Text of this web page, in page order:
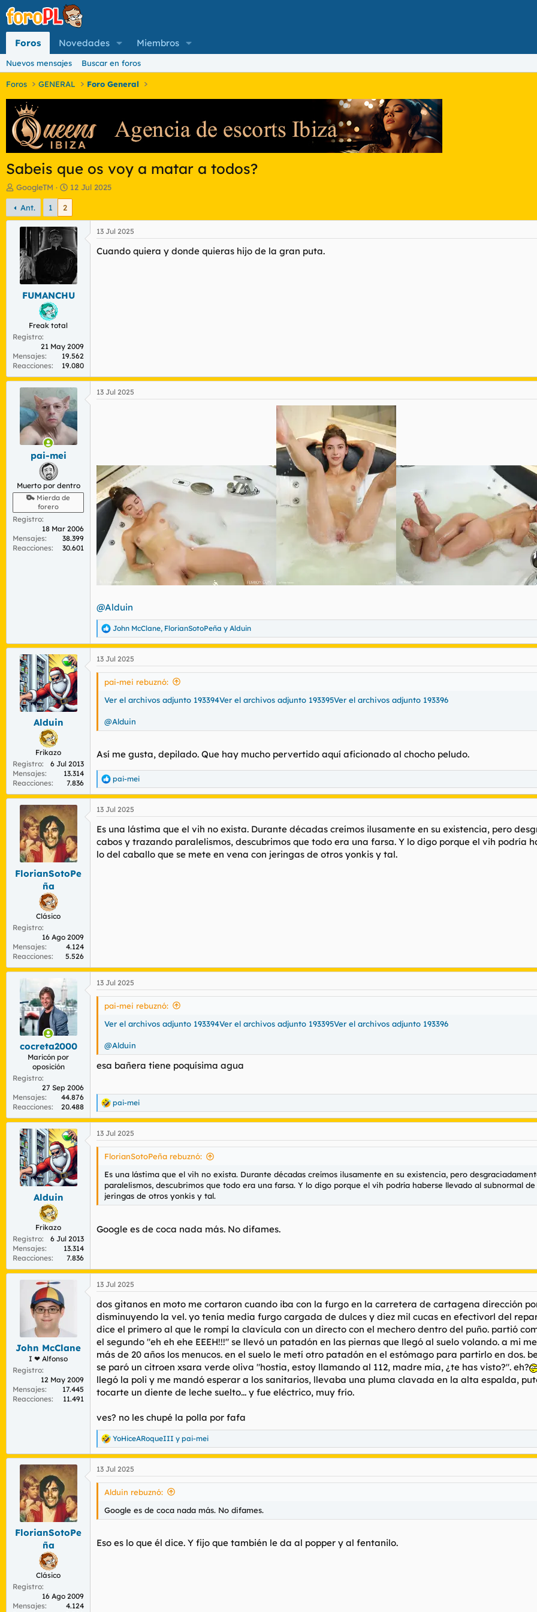
Foros Novedades Miembros
Nuevos mensajes Buscar en foros
Foros GENERAL Foro General
Sabeis que os voy a matar a todos?
I
n
i
c
d
o
d
m
GoogleTM
F
e
h
a
d
e
i
i
c
12 Jul 2025
Ant. 1 2
FUMANCHU
Freak total
Registro
21 May 2009
Mensajes
19.562
Reacciones
19.080
13 Jul 2025
Cuando quiera y donde quieras hijo de la gran puta.
pai-mei
Muerto por dentro
Mierda de
forero
Registro
18 Mar 2006
Mensajes
38.399
Reacciones
30.601
13 Jul 2025
@Alduin
R
e
a
c
c
n
John McClane, FlorianSotoPeña y Alduin
Alduin
Frikazo
Registro
6 Jul 2013
Mensajes
13.314
Reacciones
7.836
13 Jul 2025
pai-mei rebuznó:
Ver el archivos adjunto 193394Ver el archivos adjunto 193395Ver el archivos adjunto 193396
@Alduin
Así me gusta, depilado. Que hay mucho pervertido aquí aficionado al chocho peludo.
R
e
a
c
i
o
e
pai-mei
FlorianSotoPe
ña
Clásico
Registro
16 Ago 2009
Mensajes
4.124
Reacciones
5.526
13 Jul 2025
Es una lástima que el vih no exista. Durante décadas creímos ilusamente en su existencia, pero
cabos y trazando paralelismos, descubrimos que todo era una farsa. Y lo digo porque el vih podría
lo del caballo que se mete en vena con jeringas de otros yonkis y tal.
cocreta2000
Maricón por
oposición
Registro
27 Sep 2006
Mensajes
44.876
Reacciones
20.488
13 Jul 2025
pai-mei rebuznó:
Ver el archivos adjunto 193394Ver el archivos adjunto 193395Ver el archivos adjunto 193396
@Alduin
esa bañera tiene poquísima agua
R
e
a
c
c
pai-mei
Alduin
Frikazo
Registro
6 Jul 2013
Mensajes
13.314
Reacciones
7.836
13 Jul 2025
FlorianSotoPeña rebuznó:
Es una lástima que el vih no exista. Durante décadas creímos ilusamente en su existencia, pero
paralelismos, descubrimos que todo era una farsa. Y lo digo porque el vih podría haberse llevado al subnormal
jeringas de otros yonkis y tal.
Google es de coca nada más. No difames.
John McClane
I ❤ Alfonso
Registro
12 May 2009
Mensajes
17.445
Reacciones
11.491
13 Jul 2025
dos gitanos en moto me cortaron cuando iba con la furgo en la carretera de cartagena dirección
disminuyendo la vel. yo tenía media furgo cargada de dulces y diez mil cucas en efectivorl del
dice el primero al que le rompí la clavícula con un directo con el mechero dentro del puño. partió
el segundo "eh eh ehe EEEH!!!" se llevó un patadón en las piernas que llegó al suelo volando. a mi
más de 20 años los menucos. en el suelo le metí otro patadón en el estómago para partirlo en dos.
se paró un citroen xsara verde oliva "hostia, estoy llamando al 112, madre mía, ¿te has visto?". eh?
llegó la poli y me mandó esperar a los sanitarios, llevaba una pluma clavada en la alta espalda,
tocarte un diente de leche suelto... y fue eléctrico, muy frío.
ves? no les chupé la polla por fafa
R
e
a
c
c
n
e
:
YoHiceARoqueIII y pai-mei
FlorianSotoPe
ña
Clásico
Registro
16 Ago 2009
Mensajes
4.124
13 Jul 2025
Alduin rebuznó:
Google es de coca nada más. No difames.
Eso es lo que él dice. Y fijo que también le da al popper y al fentanilo.